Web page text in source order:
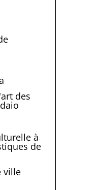
des
à
de
ville